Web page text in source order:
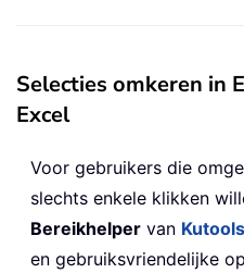
Selecties omkeren in
Excel
Voor gebruikers die
slechts enkele klikken
Bereikhelper van
en gebruiksvriendelijke